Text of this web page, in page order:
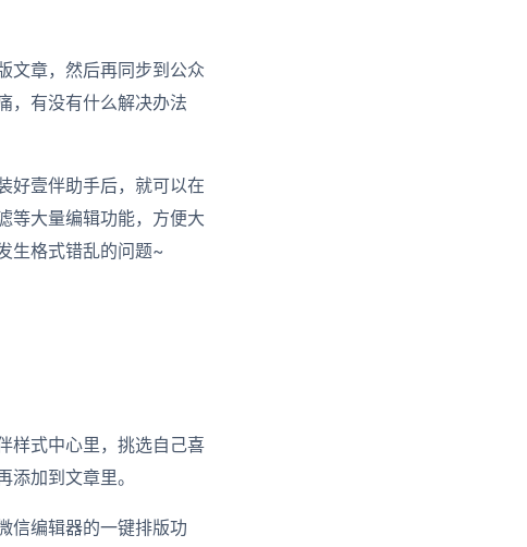
文章，然后再同步到公众
，有没有什么解决办法
好壹伴助手后，就可以在
等大量编辑功能，方便大
生格式错乱的问题~
样式中心里，挑选自己喜
加到文章里。
信编辑器的一键排版功